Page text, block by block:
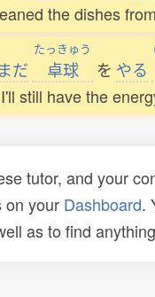
the dishes
まだ
たっきゅう
卓球 を やる
still have the
tutor, and your
on your Dashboard.
as to find